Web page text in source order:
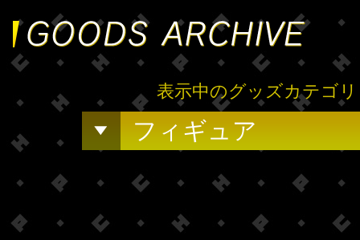
表示中のグッズカテゴリ
フィギュア